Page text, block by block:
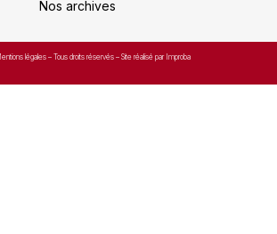
Nos archives
légales – Tous droits réservés – Site réalisé par Improba